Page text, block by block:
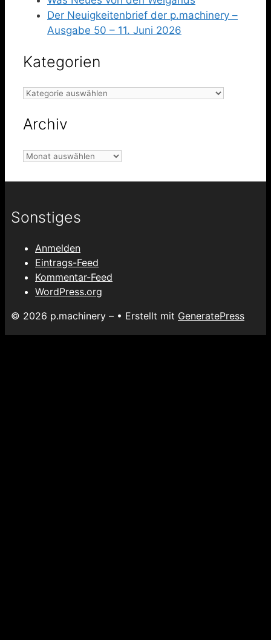
Der Neuigkeitenbrief der p.machinery –
Ausgabe 50 – 11. Juni 2026
Kategorien
Kategorien
Archiv
Archiv
Sonstiges
Anmelden
Eintrags-Feed
Kommentar-Feed
WordPress.org
© 2026 p.machinery – • Erstellt mit GeneratePress